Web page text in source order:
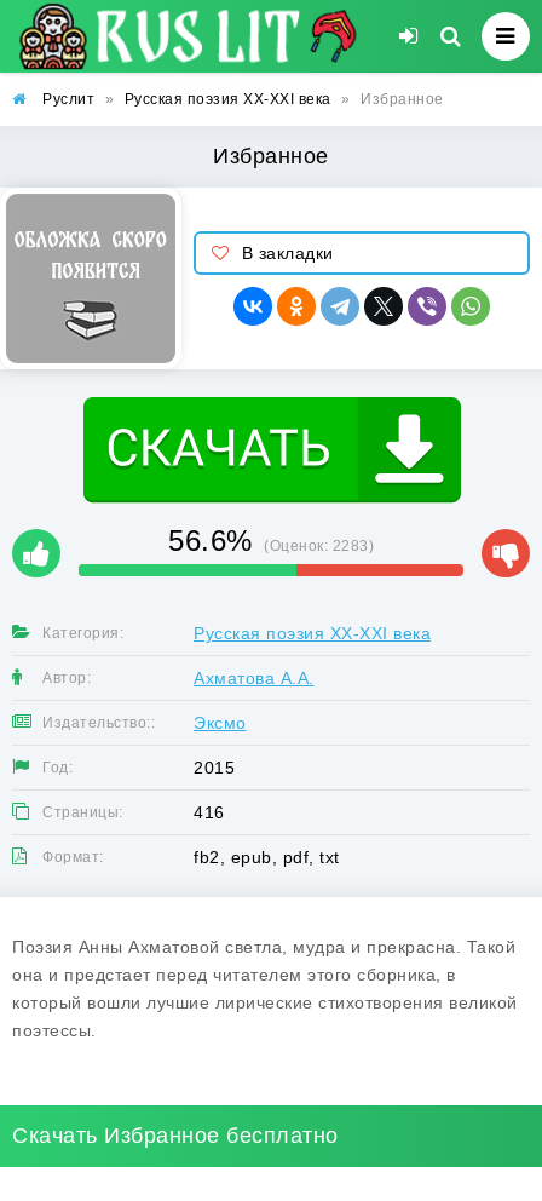
Руслит » Русская поэзия XX-XXI века » Избранное
Избранное
В закладки
56.6% (Оценок: 2283)
Категория: Русская поэзия XX-XXI века
Автор: Ахматова А.А.
Издательство:: Эксмо
Год: 2015
Страницы: 416
Формат: fb2, epub, pdf, txt
Поэзия Анны Ахматовой светла, мудра и прекрасна. Такой
она и предстает перед читателем этого сборника, в
который вошли лучшие лирические стихотворения великой
поэтессы.
Скачать Избранное бесплатно